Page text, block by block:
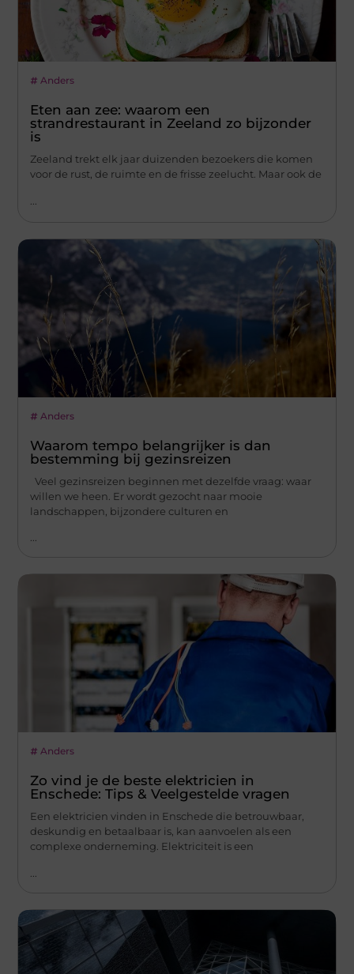
Anders
Eten aan zee: waarom een
strandrestaurant in Zeeland zo bijzonder
is
Zeeland trekt elk jaar duizenden bezoekers die komen
voor de rust, de ruimte en de frisse zeelucht. Maar ook de
Anders
Waarom tempo belangrijker is dan
bestemming bij gezinsreizen
Veel gezinsreizen beginnen met dezelfde vraag: waar
willen we heen. Er wordt gezocht naar mooie
landschappen, bijzondere culturen en
...
Anders
Zo vind je de beste elektricien in
Enschede: Tips & Veelgestelde vragen
Een elektricien vinden in Enschede die betrouwbaar,
deskundig en betaalbaar is, kan aanvoelen als een
complexe onderneming. Elektriciteit is een